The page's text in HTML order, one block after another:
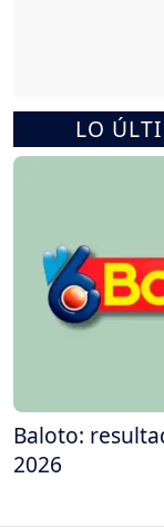
LO
Baloto:
2026